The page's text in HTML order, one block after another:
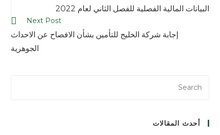
البيانات المالية الفصلية للفصل الثاني لعام 2022
Next Post
إجابة شركة الخليج للتأمين بشأن الافصاح عن الاحداث
الجوهرية
أحدث المقالات